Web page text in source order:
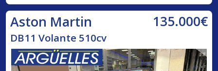
Aston Martin 135.000€
DB11 Volante 510cv